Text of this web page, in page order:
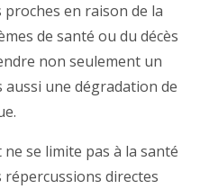
en raison de la
de santé ou du décès
non seulement un
une dégradation de
ne se limite pas à la santé
répercussions directes